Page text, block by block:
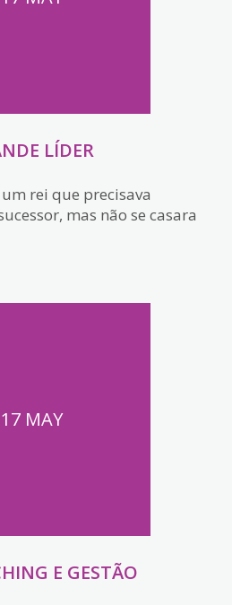
LÍDER
rei que precisava
mas não se casara
17 MAY
E GESTÃO